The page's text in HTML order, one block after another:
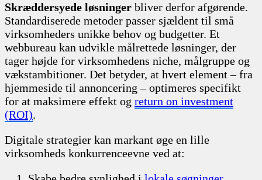
Skræddersyede løsninger bliver derfor afgørende.
Standardiserede metoder passer sjældent til små
virksomheders unikke behov og budgetter. Et
webbureau kan udvikle målrettede løsninger, der
tager højde for virksomhedens niche, målgruppe og
vækstambitioner. Det betyder, at hvert element – fra
hjemmeside til annoncering – optimeres specifikt
for at maksimere effekt og return on investment
(ROI).
Digitale strategier kan markant øge en lille
virksomheds konkurrenceevne ved at: